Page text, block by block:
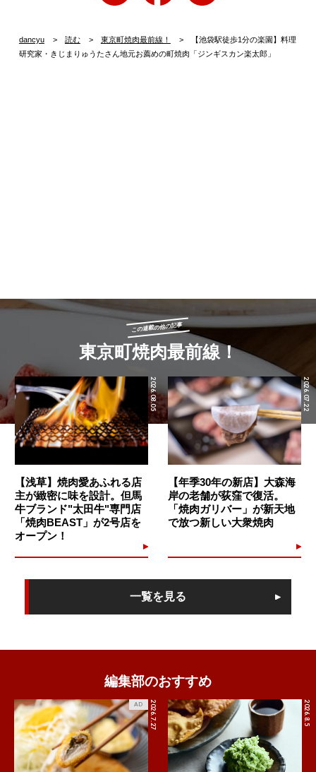
dancyu 読む 東京町焼肉最前線！
【池袋駅徒歩1分の楽園】料理
研究家・きじまりゅうたさん地元お薦めの町焼肉「ジンギスカン楽太郎」
この連載の他の記事
東京町焼肉最前線！
2026.08.05
【浅草】焼肉愛あふれる店
主が緻密に味を設計。但馬
牛ブランド"太田牛"専門店
「焼肉BEAST」が2号店を
オープン！
2026.07.22
【年季30年の新店】大森海
岸の老舗が荻窪で復活。
「焼肉ガリバー」が新天地
で放つ新しい大衆焼肉
一覧を見る
編集部のおすすめ
2026.7.27
AD 2026.8.5